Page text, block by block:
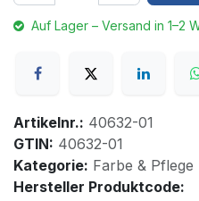
Auf Lager – Versand in 1–2
Artikelnr.: 40632-01
GTIN: 40632-01
Kategorie: Farbe & Pflege
Hersteller Produktcode: